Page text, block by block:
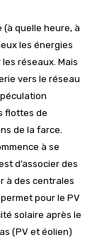
quelle heure, à
les énergies
réseaux. Mais
vers le réseau
flottes de
de la farce.
à se
d’associer des
à des centrales
pour le PV
solaire après le
(PV et éolien)